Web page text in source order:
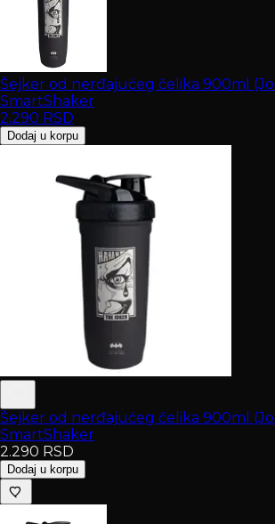
Šejker od nerđajućeg čelika 900ml
SmartShaker
2.290 RSD
Dodaj u korpu
Šejker od nerđajućeg čelika 900ml
SmartShaker
2.290 RSD
Dodaj u korpu